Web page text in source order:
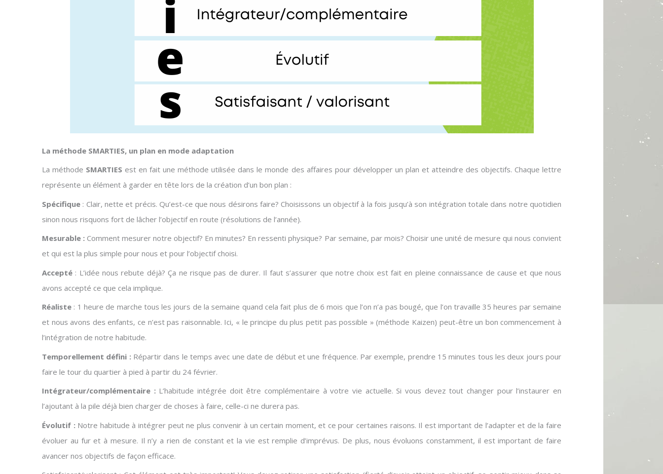
La méthode SMARTIES, un plan en mode adaptation
La méthode SMARTIES est en fait une méthode utilisée dans le monde des affaires pour développer un plan et atteindre des objectifs. Chaque lettre
représente un élément à garder en tête lors de la création d’un bon plan :
Spécifique : Clair, nette et précis. Qu’est-ce que nous désirons faire? Choisissons un objectif à la fois jusqu’à son intégration totale dans notre quotidien
sinon nous risquons fort de lâcher l’objectif en route (résolutions de l’année).
Mesurable : Comment mesurer notre objectif? En minutes? En ressenti physique? Par semaine, par mois? Choisir une unité de mesure qui nous convient
et qui est la plus simple pour nous et pour l’objectif choisi.
Accepté : L’idée nous rebute déjà? Ça ne risque pas de durer. Il faut s’assurer que notre choix est fait en pleine connaissance de cause et que nous
avons accepté ce que cela implique.
Réaliste : 1 heure de marche tous les jours de la semaine quand cela fait plus de 6 mois que l’on n’a pas bougé, que l’on travaille 35 heures par semaine
et nous avons des enfants, ce n’est pas raisonnable. Ici, « le principe du plus petit pas possible » (méthode Kaizen) peut-être un bon commencement à
l’intégration de notre habitude.
Temporellement défini : Répartir dans le temps avec une date de début et une fréquence. Par exemple, prendre 15 minutes tous les deux jours pour
faire le tour du quartier à pied à partir du 24 février.
Intégrateur/complémentaire : L’habitude intégrée doit être complémentaire à votre vie actuelle. Si vous devez tout changer pour l’instaurer en
l’ajoutant à la pile déjà bien charger de choses à faire, celle-ci ne durera pas.
Évolutif : Notre habitude à intégrer peut ne plus convenir à un certain moment, et ce pour certaines raisons. Il est important de l’adapter et de la faire
évoluer au fur et à mesure. Il n’y a rien de constant et la vie est remplie d’imprévus. De plus, nous évoluons constamment, il est important de faire
avancer nos objectifs de façon efficace.